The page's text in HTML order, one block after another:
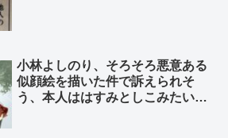
小林よしのり、そろそろ悪意ある
似顔絵を描いた件で訴えられそ
う、本人ははすみとしこみたいな